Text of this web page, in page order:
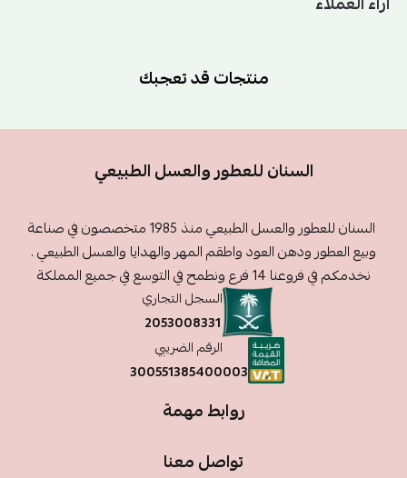
منتجات قد تعجبك
السنان للعطور والعسل الطبيعي
السنان للعطور والعسل الطبيعي منذ 1985 متخصصون في صناعة
وبيع العطور ودهن العود واطقم المهر والهدايا والعسل الطبيعي .
نخدمكم في فروعنا 14 فرع ونطمح في التوسع في جميع المملكة
السجل التجاري
2053008331
الرقم الضريبي
300551385400003
روابط مهمة
تواصل معنا